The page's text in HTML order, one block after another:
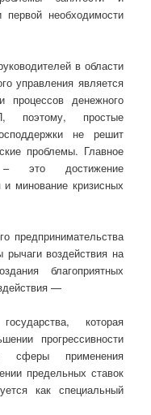
первой необходимости
в области
управления является
процессов денежного
поэтому, простые
не решит
проблемы. Главное
– это достижение
минование кризисных
предпринимательства
рычаги воздействия на
благоприятных
—
которая
прогрессивности
сферы применения
предельных ставок
как специальный